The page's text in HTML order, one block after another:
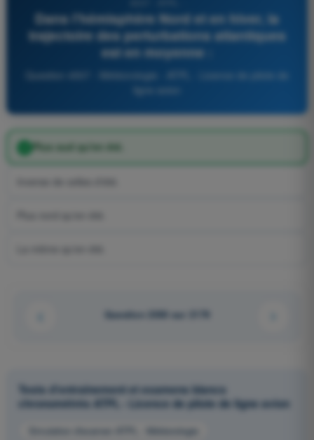
Dans l'hémisphère Nord et en hiver, la
trajectoire des perturbations atlantiques
est en moyenne :
Plus sud qu'en été.
Question 2050 sur 2179
Tests d'entraînement et examens blancs
chronométrés ATPL - Licence de pilote de ligne avion
Simulation d'examen ATPL - Météorologie